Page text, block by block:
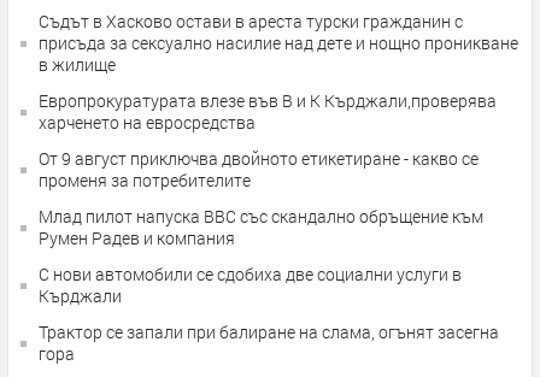
Съдът в Хасково остави в ареста турски гражданин с
присъда за сексуално насилие над дете и нощно проникване
в жилище
Европрокуратурата влезе във В и К Кърджали,проверява
харченето на евросредства
От 9 август приключва двойното етикетиране - какво се
променя за потребителите
Млад пилот напуска ВВС със скандално обръщение към
Румен Радев и компания
С нови автомобили се сдобиха две социални услуги в
Кърджали
Трактор се запали при балиране на слама, огънят засегна
гора